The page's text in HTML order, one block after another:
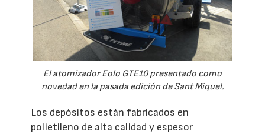
El atomizador Eolo GTE10 presentado como
novedad en la pasada edición de Sant Miquel.
Los depósitos están fabricados en
polietileno de alta calidad y espesor